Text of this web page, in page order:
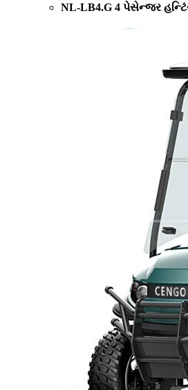
NL-LB4.G 4 પેસેન્જર